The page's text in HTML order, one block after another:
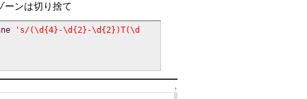
ーンは切り捨て
's/(\d{4}-\d{2}-\d{2})T(\d
↑